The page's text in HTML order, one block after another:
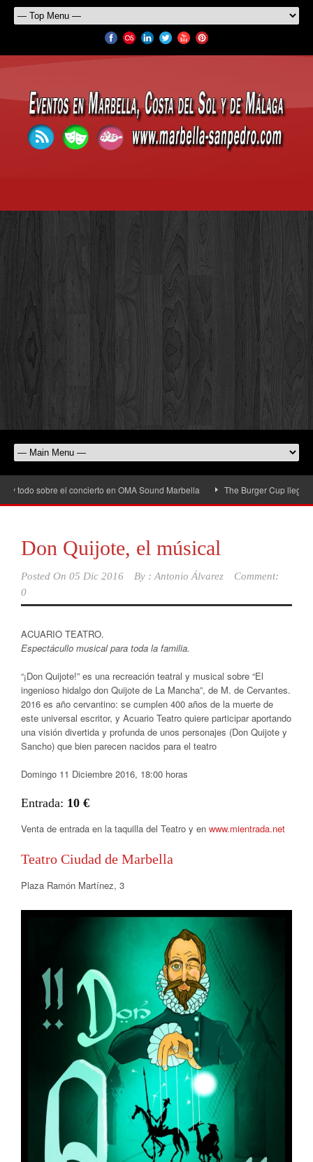
sobre el concierto en OMA Sound Marbella The Burger Cup llega a
Don Quijote, el músical
Posted On 05 Dic 2016 By : Antonio Álvarez
Comment:
0
ACUARIO TEATRO.
Espectácullo musical para toda la familia.
“¡Don Quijote!” es una recreación teatral y musical sobre “El
ingenioso hidalgo don Quijote de La Mancha”, de M. de Cervantes.
2016 es año cervantino: se cumplen 400 años de la muerte de
este universal escritor, y Acuario Teatro quiere participar aportando
una visión divertida y profunda de unos personajes (Don Quijote y
Sancho) que bien parecen nacidos para el teatro
Domingo 11 Diciembre 2016, 18:00 horas
Entrada: 10 €
Venta de entrada en la taquilla del Teatro y en www.mientrada.net
Teatro Ciudad de Marbella
Plaza Ramón Martínez, 3